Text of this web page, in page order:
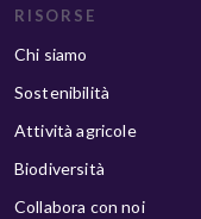
RISORSE
Chi siamo
Sostenibilità
Attività agricole
Biodiversità
Collabora con noi